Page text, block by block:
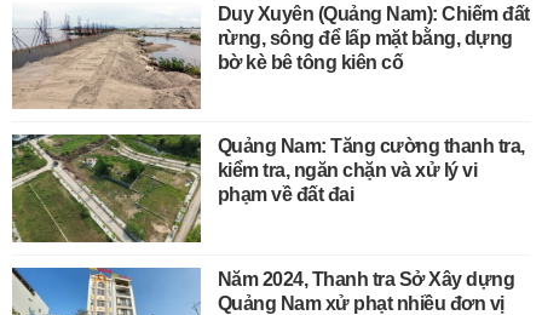
Duy Xuyên (Quảng Nam): Chiếm đất
rừng, sông để lấp mặt bằng, dựng
bờ kè bê tông kiên cố
Quảng Nam: Tăng cường thanh tra,
kiểm tra, ngăn chặn và xử lý vi
phạm về đất đai
Năm 2024, Thanh tra Sở Xây dựng
Quảng Nam xử phạt nhiều đơn vị